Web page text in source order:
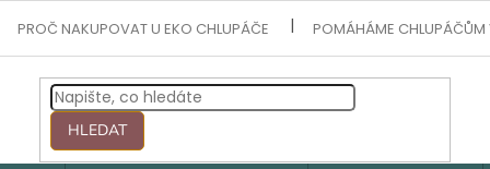
PROČ NAKUPOVAT U EKO CHLUPÁČE POMÁHÁME CHLUPÁČŮM
HLEDAT